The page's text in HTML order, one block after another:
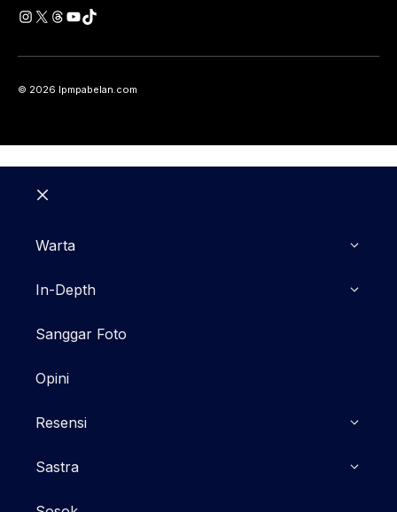
Instagram
X Threads
YouTube
TikTok
© 2026 lpmpabelan.com
Warta
In-Depth
Sanggar Foto
Opini
Resensi
Sastra